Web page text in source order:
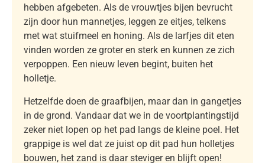
hebben afgebeten. Als de vrouwtjes bijen bevrucht
zijn door hun mannetjes, leggen ze eitjes, telkens
met wat stuifmeel en honing. Als de larfjes dit eten
vinden worden ze groter en sterk en kunnen ze zich
verpoppen. Een nieuw leven begint, buiten het
holletje.
Hetzelfde doen de graafbijen, maar dan in gangetjes
in de grond. Vandaar dat we in de voortplantingstijd
zeker niet lopen op het pad langs de kleine poel. Het
grappige is wel dat ze juist op dit pad hun holletjes
bouwen, het zand is daar steviger en blijft open!